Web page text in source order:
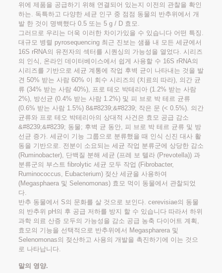
위에 제품을 공급하기 위해 연결되어 있는지 이전의 관찰을 확인
하는. 독특하고 다양한 세균 인구 중 점점 동물의 반추위에서 개
발 한 것이 명백했다 0.5 또는 5 g / D 효모.
그러므로 우리는 더욱 이러한 차이가있을 수 있습니다 어떤 특징.
대규모 병렬 pyrosequencing 최근 진보는 샘플 내 모든 세균에서
16S rRNA의 유전자의 섹터를 시퀀싱의 가능성을 열었다. 시리즈
의 인식, 온라인 데이터베이스에서 쉽게 사용할 수 16S rRNA의
시리즈를 기반으로 세균 계통에 작업 후벽 균이 나타내는 것을 발
견 50% 받는 사람 60% 이 회수 시리즈의 (치료의 따라), 의간 균
류 (34% 받는 사람 40%), 프로 테오 박테리아 (1.2% 받는 사람
2%), 방선균 (0.4% 받는 사람 1.2%) 및 피 브로 박 테르 균류
(0.6% 받는 사람 1.5%) 8&#8239;&#8239; 작은 문 (< 0.5%). 의간
균류와 프로 테오 박테리아의 상대적 사건은 효모 공급 감소
&#8239;&#8239; 동물; 후벽 균 동안, 피 브로 박 테르 균류 및 방
선균 증가. 세균이 기능 그룹으로 분류했을 때 인식 신진 대사 활
동을 기반으로. 전분이 소요되는 세균 작업 분류군에 상당한 감소
(Ruminobacter), 단백질 분해 세균 (프레 보 텔라 (Prevotella)) 과
분류군의 부스트 fibrolytic 세균 모두 작업 (Fibrobacter,
Ruminococcus, Eubacterium) 젖산 세균을 사용하여
(Megasphaera 및 Selenomonas) 효모 먹이 동물에서 관찰되었
다.
반추 동물에서 S의 문화를 살 것으로 보인다. cerevisiae의 동물
의 반추위 pH의 후 공급 저하를 방지 할 수 있습니다 따라서 하위
과학 의료 산증 모두의 가능성을 감소 공급 농축 다이어트 계획,
효모의 기능을 선택적으로 반추위에서 Megaspharera 및
Selenomonas의 젖산하고 사용의 개발을 촉진하기에 이는 것으
로 나타납니다.
말의 영양.